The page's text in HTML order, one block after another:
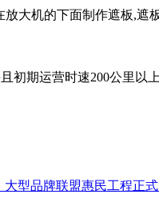
大机的下面制作遮板,
初期运营时速200公里
型品牌联盟惠民工程正式